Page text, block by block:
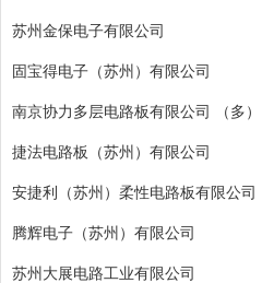
苏州金保电子有限公司
固宝得电子（苏州）有限公司
南京协力多层电路板有限公司 （多）
捷法电路板（苏州）有限公司
安捷利（苏州）柔性电路板有限公司
腾辉电子（苏州）有限公司
苏州大展电路工业有限公司